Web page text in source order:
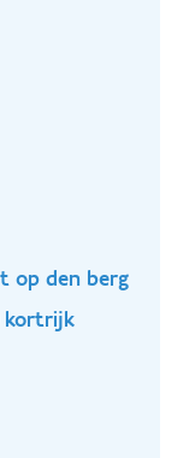
op den berg
kortrijk